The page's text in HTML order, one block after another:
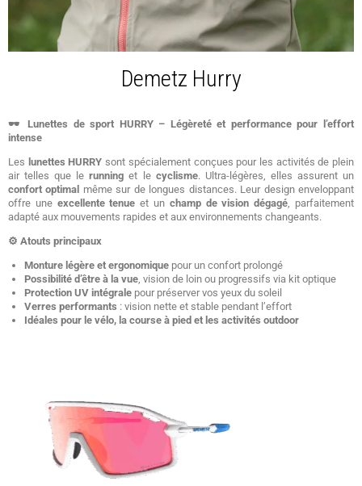
Demetz Hurry
🕶️ Lunettes de sport HURRY – Légèreté et performance pour l’effort
intense
Les lunettes HURRY sont spécialement conçues pour les activités de plein
air telles que lerunning et le cyclisme. Ultra-légères, elles assurent un
confort optimal même sur de longues distances. Leur design enveloppant
offre une excellente tenue et un champ de vision dégagé, parfaitement
adapté aux mouvements rapides et aux environnements changeants.
⚙️ Atouts principaux
Monture légère et ergonomiquepour un confort prolongé
Possibilité d’être à la vue, vision de loin ou progressifs via kit optique
Protection UV intégralepour préserver vos yeux du soleil
Verres performants : vision nette et stable pendant l’effort
Idéales pour le vélo, la course à pied et les activités outdoor